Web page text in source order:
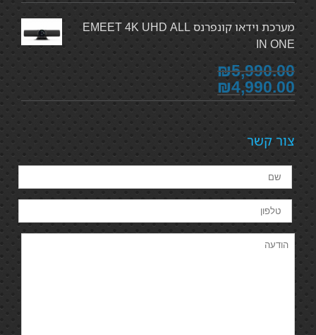
מערכת וידאו קונפרנס EMEET 4K UHD ALL
IN ONE
₪5,990.00
₪4,990.00
צור קשר